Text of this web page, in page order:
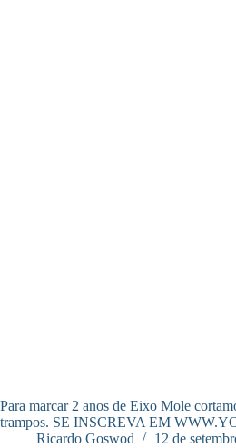
Para marcar 2 anos de Eixo Mole
trampos. SE INSCREVA EM
Ricardo Goswod
12 de